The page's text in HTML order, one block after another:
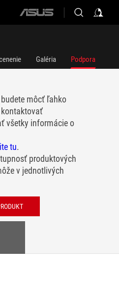
ASUS
Galéria Podpora
môcť ľahko
všetky informácie o
tu.
produktových
v jednotlivých